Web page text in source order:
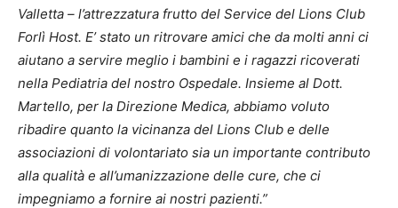
Valletta – l’attrezzatura frutto del Service del Lions Club
Forlì Host. E’ stato un ritrovare amici che da molti anni ci
aiutano a servire meglio i bambini e i ragazzi ricoverati
nella Pediatria del nostro Ospedale. Insieme al Dott.
Martello, per la Direzione Medica, abbiamo voluto
ribadire quanto la vicinanza del Lions Club e delle
associazioni di volontariato sia un importante contributo
alla qualità e all’umanizzazione delle cure, che ci
impegniamo a fornire ai nostri pazienti.”